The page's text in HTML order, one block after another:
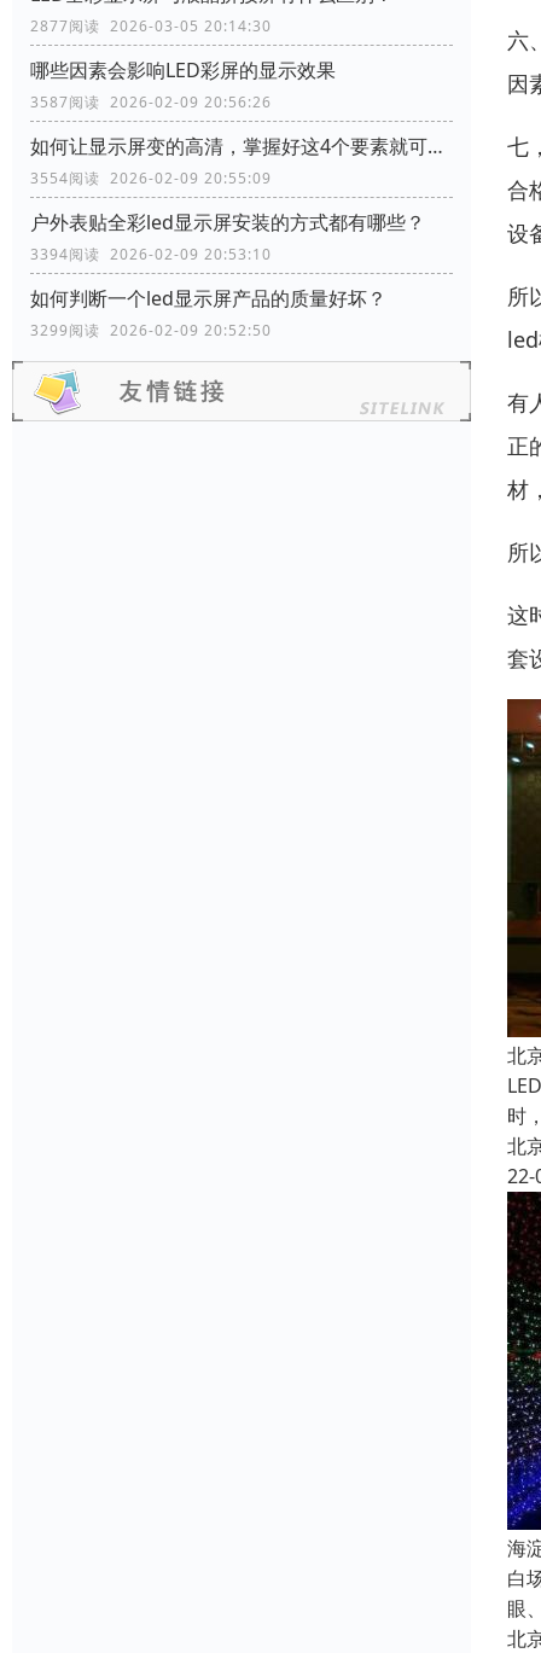
2877阅读 2026-03-05 20:14:30
哪些因素会影响LED彩屏的显示效果
3587阅读 2026-02-09 20:56:26
如何让显示屏变的高清，掌握好这4个要素就可以了
3554阅读 2026-02-09 20:55:09
户外表贴全彩led显示屏安装的方式都有哪些？
3394阅读 2026-02-09 20:53:10
如何判断一个led显示屏产品的质量好坏？
3299阅读 2026-02-09 20:52:50
六
因
七
合
设
所
有
正
材
所
这
套
北
时
北
22-
海
白
眼
北